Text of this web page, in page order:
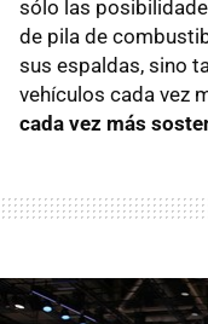
sólo las
de pila de
sus espaldas, sino
vehículos cada vez
cada vez más